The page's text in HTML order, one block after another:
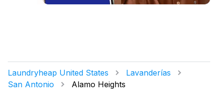
Laundryheap United States
Lavanderías
San Antonio
Alamo Heights